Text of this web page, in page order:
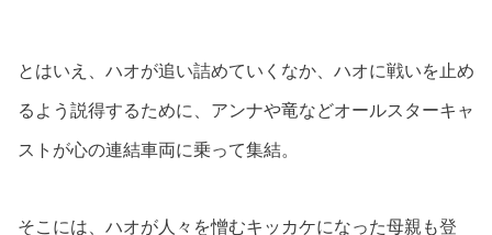
とはいえ、ハオが追い詰めていくなか、ハオに戦いを止め
るよう説得するために、アンナや竜などオールスターキャ
ストが心の連結車両に乗って集結。
そこには、ハオが人々を憎むキッカケになった母親も登